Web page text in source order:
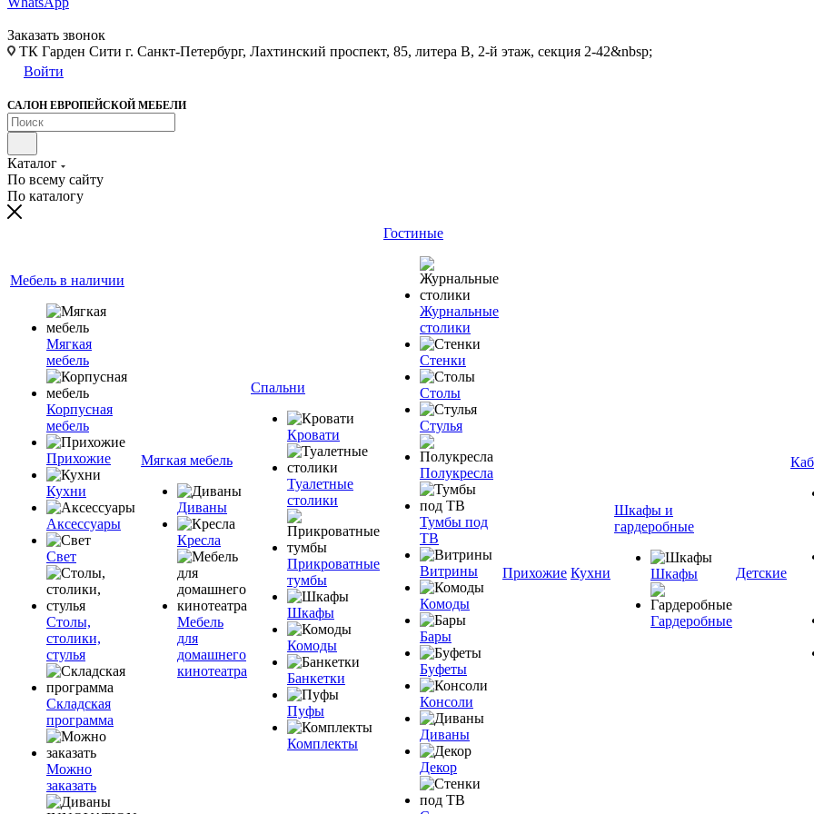
Заказать звонок
ТК Гарден Сити г. Санкт-Петербург, Лахтинский проспект, 85, литера В, 2-й этаж, секция 2-42&nbsp;
Войти
САЛОН ЕВРОПЕЙСКОЙ МЕБЕЛИ
Каталог
По всему сайту
По каталогу
Мебель в наличии
Мягкая
мебель
Корпусная
мебель
Прихожие
Кухни
Аксессуары
Свет
Столы,
столики,
стулья
Складская
программа
Можно
заказать
Мягкая мебель
Диваны
Кресла
Мебель
для
домашнего
кинотеатра
Спальни
Кровати
Туалетные
столики
Прикроватные
тумбы
Шкафы
Комоды
Банкетки
Пуфы
Комплекты
Гостиные
Журнальные
столики
Стенки
Столы
Стулья
Полукресла
Тумбы под
ТВ
Витрины
Комоды
Бары
Буфеты
Консоли
Диваны
Декор
Прихожие Кухни
Шкафы и
гардеробные
Шкафы
Гардеробные
Детские